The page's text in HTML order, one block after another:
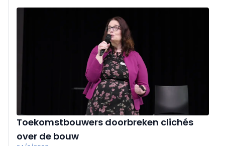
ook kansen om het verschil te maken. Mainnovation
ontwikkelde hiertoe een gestructureerde aanpak:
Toekomstbouwers doorbreken clichés
over de bouw